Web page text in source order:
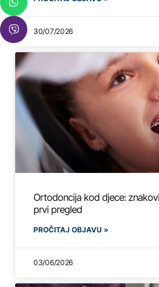
30/07/2026
Ortodoncija kod djece:
prvi pregled
PROČITAJ OBJAVU »
03/06/2026